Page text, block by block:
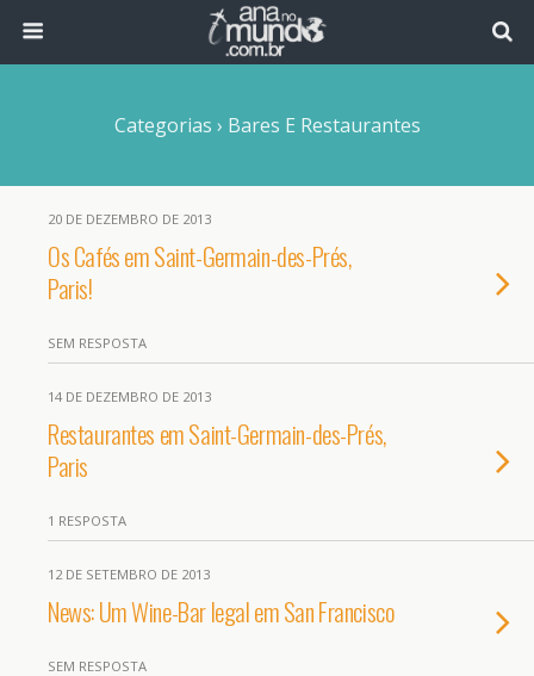
Categorias › Bares E Restaurantes
20 DE DEZEMBRO DE 2013
Os Cafés em Saint-Germain-des-Prés,
Paris!
SEM RESPOSTA
14 DE DEZEMBRO DE 2013
Restaurantes em Saint-Germain-des-Prés,
Paris
1 RESPOSTA
12 DE SETEMBRO DE 2013
News: Um Wine-Bar legal em San Francisco
SEM RESPOSTA